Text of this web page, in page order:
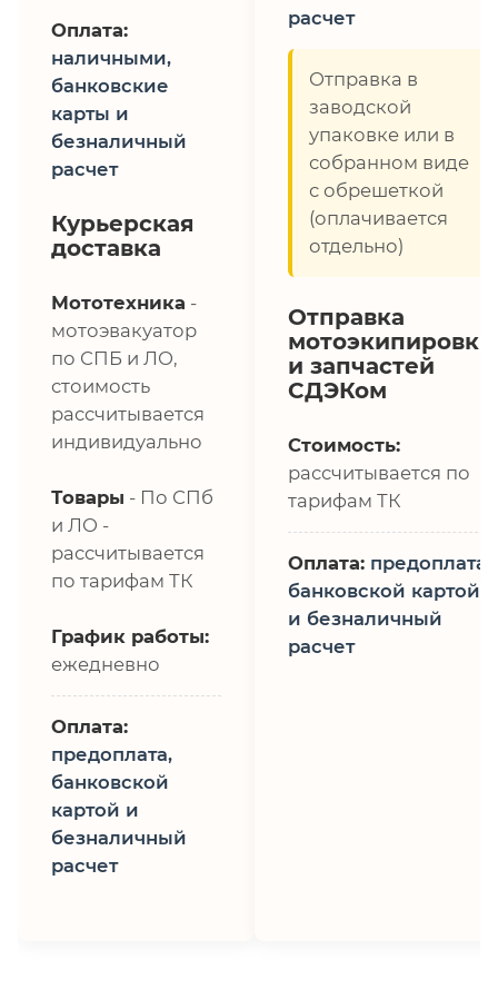
Оплата:
наличными,
банковские
карты и
безналичный
расчет
Курьерская
доставка
Мототехника -
мотоэвакуатор
по СПБ и ЛО,
стоимость
рассчитывается
индивидуально
Товары - По СПб
и ЛО -
рассчитывается
по тарифам ТК
График работы:
ежедневно
Оплата:
предоплата,
банковской
картой и
безналичный
расчет
расчет
Отправка в
заводской
упаковке или в
собранном виде
с обрешеткой
(оплачивается
отдельно)
Отправка
мотоэкипировки
и запчастей
СДЭКом
Стоимость:
рассчитывается по
тарифам ТК
Оплата: предоплата,
банковской картой
и безналичный
расчет